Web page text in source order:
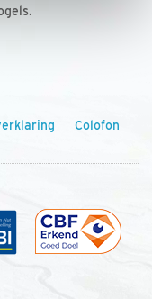
Colofon